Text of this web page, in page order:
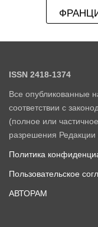
ISSN 2418-1374
Все опубликованные
соответствии с
(полное или
разрешения Редакции
Политика
Пользовательское
АВТОРАМ